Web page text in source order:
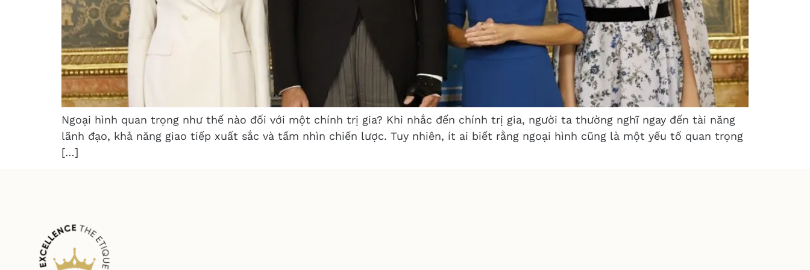
Ngoại hình quan trọng như thế nào đối với một chính trị gia? Khi nhắc đến chính trị gia, người ta thường nghĩ ngay đến tài năng
lãnh đạo, khả năng giao tiếp xuất sắc và tầm nhìn chiến lược. Tuy nhiên, ít ai biết rằng ngoại hình cũng là một yếu tố quan trọng
[…]